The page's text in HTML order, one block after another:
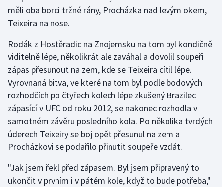
Stolní tenis
Veslování
Vodní slalom
Volejbal
Ostatní
měli oba borci tržné rány, Procházka nad levým okem,
Teixeira na nose.
Rodák z Hostěradic na Znojemsku na tom byl kondičně
viditelně lépe, několikrát ale zaváhal a dovolil soupeři
zápas přesunout na zem, kde se Teixeira cítil lépe.
Vyrovnaná bitva, ve které na tom byl podle bodových
rozhodčích po čtyřech kolech lépe zkušený Brazilec
zápasící v UFC od roku 2012, se nakonec rozhodla v
samotném závěru posledního kola. Po několika tvrdých
úderech Teixeiry se boj opět přesunul na zem a
Procházkovi se podařilo přinutit soupeře vzdát.
"Jak jsem řekl před zápasem. Byl jsem připravený to
ukončit v prvním i v pátém kole, když to bude potřeba,"